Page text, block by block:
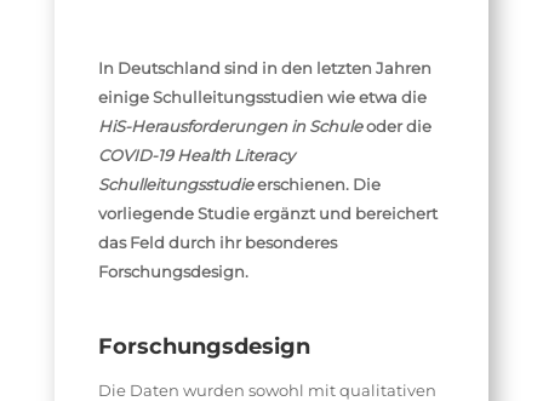
In Deutschland sind in den letzten Jahren
einige Schulleitungsstudien wie etwa die
HiS-Herausforderungen in Schuleoder die
COVID-19 Health Literacy
Schulleitungsstudieerschienen. Die
vorliegende Studie ergänzt und bereichert
das Feld durch ihr besonderes
Forschungsdesign.
Forschungsdesign
Die Daten wurden sowohl mit qualitativen